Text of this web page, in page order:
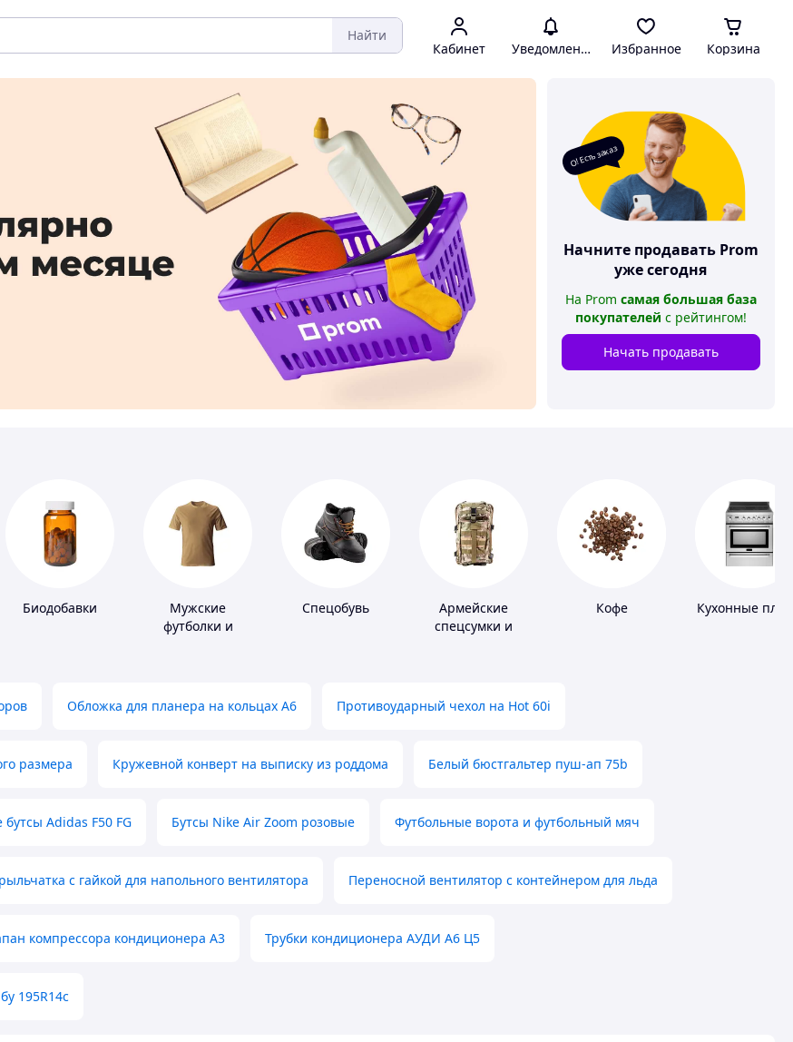
Найти
Кабинет Уведомления Избранное Корзина
О! Есть заказ
Начните продавать Prom
уже сегодня
На Prom самая большая база
покупателей с рейтингом!
Начать продавать
Биодобавки
Мужские
футболки и
Спецобувь
Армейские
спецсумки и
Кофе Кухонные
Обложка для планера на кольцах А6 Противоударный чехол на Hot 60i
размера Кружевной конверт на выписку из роддома Белый бюстгальтер пуш-ап 75b
Adidas F50 FG Бутсы Nike Air Zoom розовые Футбольные ворота и футбольный мяч
с гайкой для напольного вентилятора Переносной вентилятор с контейнером для льда
компрессора кондиционера А3 Трубки кондиционера АУДИ А6 Ц5
195R14c